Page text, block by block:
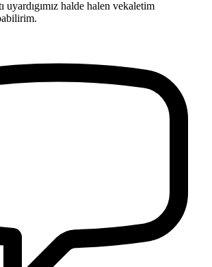
uyardıgımız halde halen vekaletim